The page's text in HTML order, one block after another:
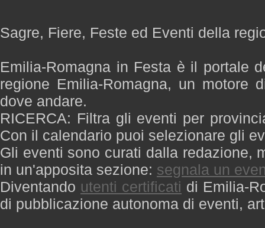
Sagre, Fiere, Feste ed Eventi della
Emilia-Romagna in Festa è il portale
regione Emilia-Romagna, un motore
dove andare.
RICERCA: Filtra gli eventi per
Con il calendario puoi selezionare gli
Gli eventi sono curati dalla redazione,
in un'apposita sezione: segnala un
Diventando utenti certificati di Emilia-
di pubblicazione autonoma di eventi,